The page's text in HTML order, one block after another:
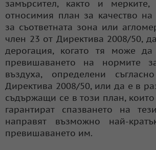
замърсител, както и
относимия план за качество на
за съответната зона или
член 23 от Директива 2008/50,
дерогация, когато тя може
превишаването на нормите
въздуха, определени
Директива 2008/50, или да е в
съдържащи се в този план,
гарантират спазването на
направят възможно най-
превишаването им.